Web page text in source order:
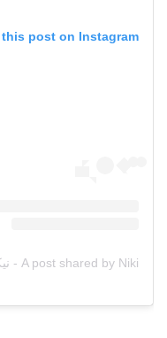
this post on Instagram
A post shared by Niki - نيكول سعفان (@nicole.saafan)